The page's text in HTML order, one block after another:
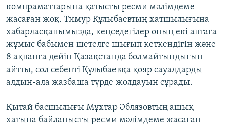
компраматтарына қатысты ресми мәлімдеме
жасаған жоқ. Тимур Құлыбаевтың хатшылығына
хабарласқанымызда, кеңседегілер оның екі аптаға
жұмыс бабымен шетелге шығып кеткендігін және
8 ақпанға дейін Қазақстанда болмайтындығын
айтты, сол себепті Құлыбаевқа қояр сауалдарды
алдын-ала жазбаша түрде жолдауын сұрады.
Қытай басшылығы Мұхтар Әблязовтың ашық
хатына байланысты ресми мәлімдеме жасаған